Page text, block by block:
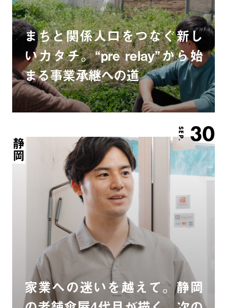
まちと関係人口をつなぐ新し
いカタチ。“pre relay”から始
まる事業承継への道
SEP. 30
静岡
家業への迷いを越えて。静岡